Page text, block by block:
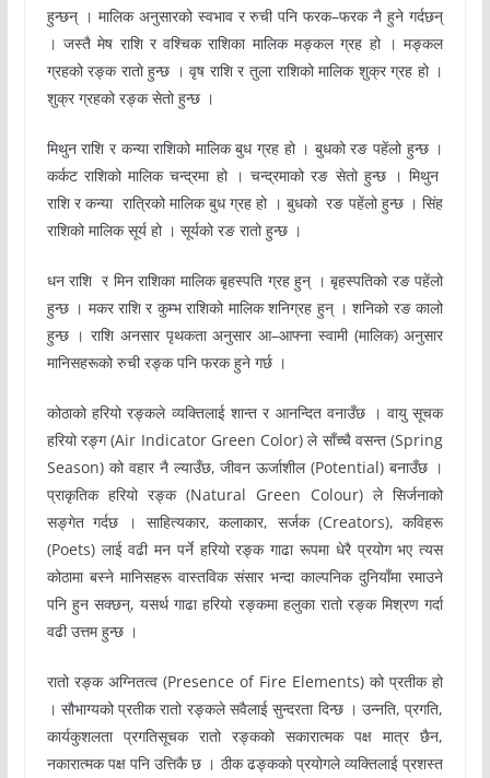
हुन्छन् । मालिक अनुसारको स्वभाव र रुची पनि फरक–फरक नै हुने गर्दछन्
। जस्तै मेष राशि र वश्चिक राशिका मालिक मङ्कल ग्रह हो । मङ्कल
ग्रहको रङ्क रातो हुन्छ । वृष राशि र तुला राशिको मालिक शुक्र ग्रह हो ।
शुक्र ग्रहको रङ्क सेतो हुन्छ ।
मिथुन राशि र कन्या राशिको मालिक बुध ग्रह हो । बुधको रङ पहेंलो हुन्छ ।
कर्कट राशिको मालिक चन्द्रमा हो । चन्द्रमाको रङ सेतो हुन्छ । मिथुन
राशि र कन्या रात्रिको मालिक बुध ग्रह हो । बुधको रङ पहेंलो हुन्छ । सिंह
राशिको मालिक सूर्य हो । सूर्यको रङ रातो हुन्छ ।
धन राशि र मिन राशिका मालिक बृहस्पति ग्रह हुन् । बृहस्पतिको रङ पहेंलो
हुन्छ । मकर राशि र कुम्भ राशिको मालिक शनिग्रह हुन् । शनिको रङ कालो
हुन्छ । राशि अनसार पृथकता अनुसार आ–आफ्ना स्वामी (मालिक) अनुसार
मानिसहरूको रुची रङ्क पनि फरक हुने गर्छ ।
कोठाको हरियो रङ्कले व्यक्तिलाई शान्त र आनन्दित वनाउँछ । वायु सूचक
हरियो रङ्ग (Air Indicator Green Color) ले साँच्चै वसन्त (Spring
Season) को वहार नै ल्याउँछ, जीवन ऊर्जाशील (Potential) बनाउँछ ।
प्राकृतिक हरियो रङ्क (Natural Green Colour) ले सिर्जनाको
सङ्गेत गर्दछ । साहित्यकार, कलाकार, सर्जक (Creators), कविहरू
(Poets) लाई वढी मन पर्ने हरियो रङ्क गाढा रूपमा धेरै प्रयोग भए त्यस
कोठामा बस्ने मानिसहरू वास्तविक संसार भन्दा काल्पनिक दुनियाँमा रमाउने
पनि हुन सक्छन्, यसर्थ गाढा हरियो रङ्कमा हलुका रातो रङ्क मिश्रण गर्दा
वढी उत्तम हुन्छ ।
रातो रङ्क अग्नितत्व (Presence of Fire Elements) को प्रतीक हो
। सौभाग्यको प्रतीक रातो रङ्कले सवैलाई सुन्दरता दिन्छ । उन्नति, प्रगति,
कार्यकुशलता प्रगतिसूचक रातो रङ्कको सकारात्मक पक्ष मात्र छैन,
नकारात्मक पक्ष पनि उत्तिकै छ । ठीक ढङ्कको प्रयोगले व्यक्तिलाई प्रशस्त